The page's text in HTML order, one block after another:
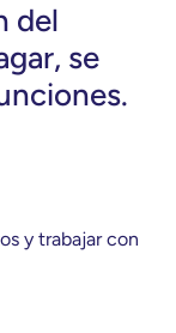
del
se
y trabajar con